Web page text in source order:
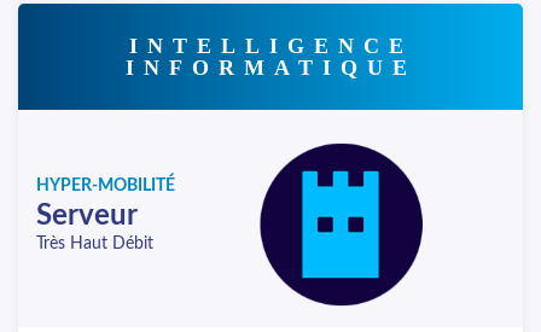
INTELLIGENCE
INFORMATIQUE
HYPER-MOBILITÉ
Serveur
Très Haut Débit